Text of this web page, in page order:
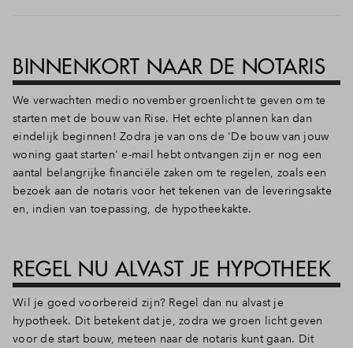
verkocht is. Inmiddels is 50% verkocht en is de aanvraag
ingediend. Nu is het wachten op groen licht vanuit
Woningborg.
BINNENKORT NAAR DE NOTARIS
We verwachten medio november groenlicht te geven om te
starten met de bouw van Rise. Het echte plannen kan dan
eindelijk beginnen! Zodra je van ons de 'De bouw van jouw
woning gaat starten' e-mail hebt ontvangen zijn er nog een
aantal belangrijke financiële zaken om te regelen, zoals een
bezoek aan de notaris voor het tekenen van de leveringsakte
en, indien van toepassing, de hypotheekakte.
REGEL NU ALVAST JE HYPOTHEEK
Wil je goed voorbereid zijn? Regel dan nu alvast je
hypotheek. Dit betekent dat je, zodra we groen licht geven
voor de start bouw, meteen naar de notaris kunt gaan. Dit